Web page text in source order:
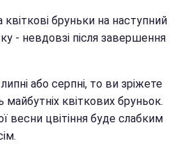
квіткові бруньки на наступний
- невдовзі після завершення
або серпні, то ви зріжете
майбутніх квіткових бруньок.
весни цвітіння буде слабким